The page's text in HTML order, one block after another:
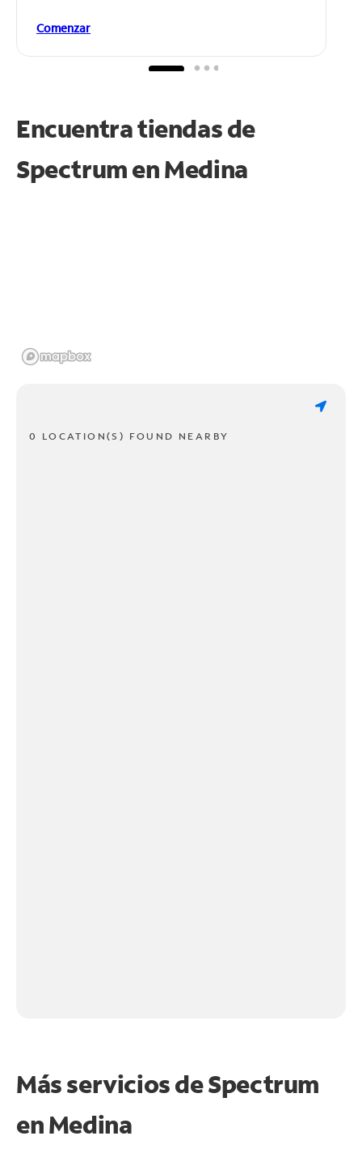
Comenzar
Encuentra tiendas de
Spectrum enMedina
0 LOCATION(S) FOUND NEARBY
Más servicios de Spectrum
enMedina